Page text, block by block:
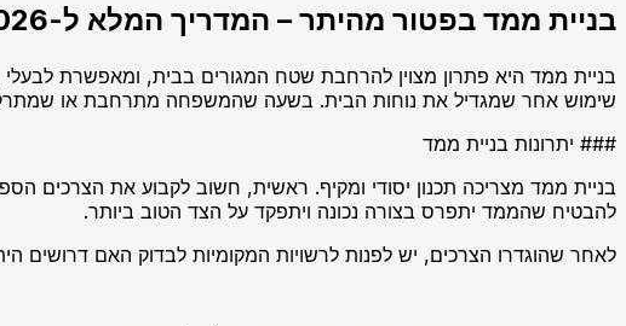
בניית ממד בפטור מהיתר – המדריך המלא ל-2026
בניית ממד היא פתרון מצוין להרחבת שטח המגורים בבית, ומאפשרת
שימוש אחר שמגדיל את נוחות הבית. בשעה שהמשפחה מתרחבת או
### יתרונות בניית ממד
בניית ממד מצריכה תכנון יסודי ומקיף. ראשית, חשוב לקבוע את הצרכים
להבטיח שהממד יתפרס בצורה נכונה ויתפקד על הצד הטוב ביותר.
לאחר שהוגדרו הצרכים, יש לפנות לרשויות המקומיות לבדוק האם דרושים